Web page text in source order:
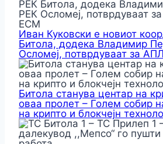
Иван Куковски е новиот
Битола, додека Владимир
Осломеј, потврдуваат за
Битола станува центар на
оваа пролет – Голем собир
на крипто и блокчејн